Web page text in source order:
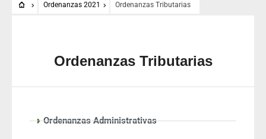
Ordenanzas 2021 Ordenanzas Tributarias
Ordenanzas Tributarias
Ordenanzas Administrativas